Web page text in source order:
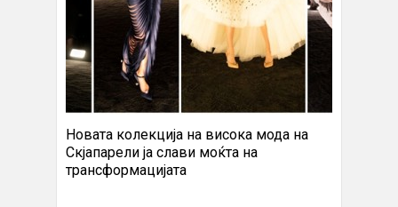
Новата колекција на висока мода на
Скјапарели ја слави моќта на
трансформацијата